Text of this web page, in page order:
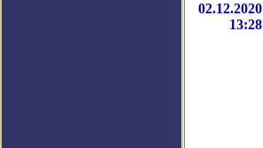
02.12.2020
13:28